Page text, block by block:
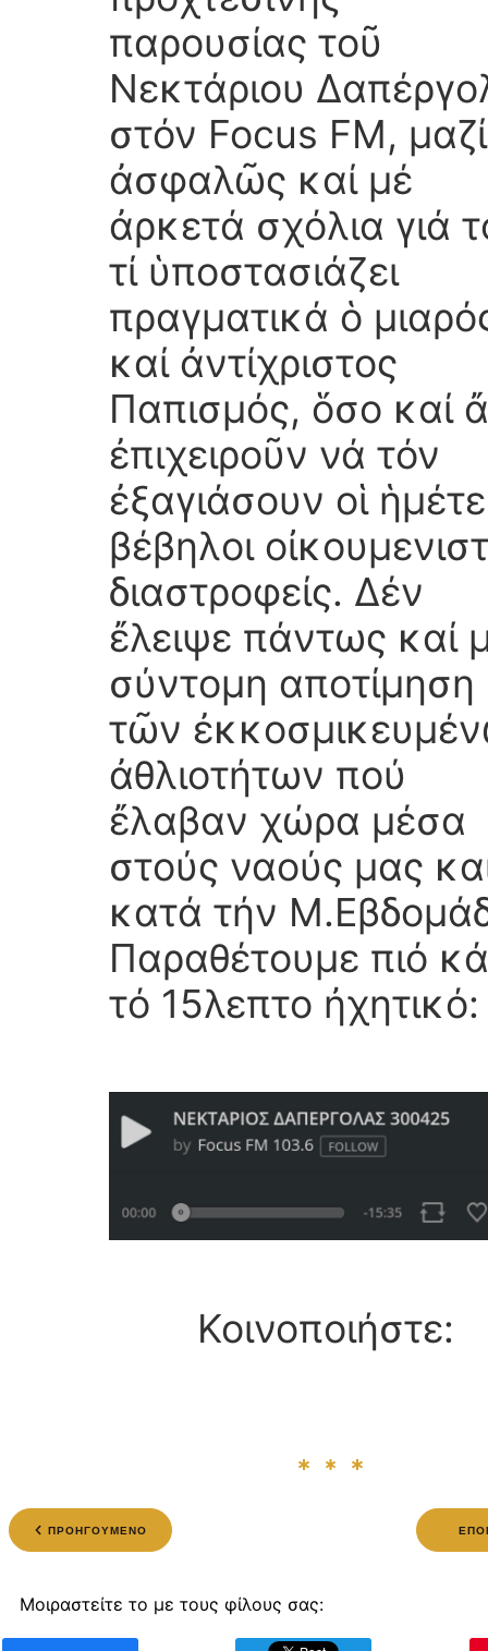
παρουσίας τοῦ
Νεκτάριου
στόν Focus FM, μαζί
ἀσφαλῶς καί μέ
ἀρκετά σχόλια γιά
τί ὑποστασιάζει
πραγματικά ὁ
καί ἀντίχριστος
Παπισμός, ὅσο καί
ἐπιχειροῦν νά τόν
ἐξαγιάσουν οἱ
βέβηλοι
διαστροφείς. Δέν
ἔλειψε πάντως καί
σύντομη αποτίμηση
τῶν
ἀθλιοτήτων πού
ἔλαβαν χώρα μέσα
στούς ναούς μας
κατά τήν
Παραθέτουμε πιό
τό 15λεπτο ἠχητικό:
Κοινοποιήστε:
ΠΡΟΗΓΟΥΜΕΝΟ
Μοιραστείτε το με τους φίλους σας: